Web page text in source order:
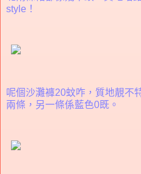
style！
呢個沙灘褲20蚊咋，質地靚不
兩條，另一條係藍色0既。